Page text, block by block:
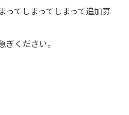
ってしまってしまって追加募
ください。